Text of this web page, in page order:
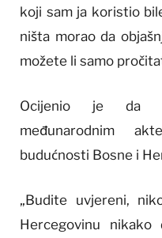
koji sam ja koristio
ništa morao da
možete li samo
Ocijenio je da
međunarodnim
budućnosti Bosne i
„Budite uvjereni,
Hercegovinu